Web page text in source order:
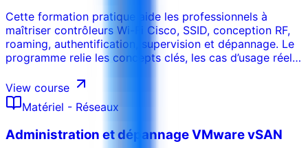
Cette formation pratique aide les professionnels à
maîtriser contrôleurs Wi-Fi Cisco, SSID, conception RF,
roaming, authentification, supervision et dépannage. Le
programme relie les concepts clés, les cas d’usage réels,
que les participants puissent appliquer les acquis dans
leur environnement de travail. La formation peut être
adaptée au secteur, aux systèmes internes, au niveau
des participants et aux objectifs de performance de
l’organisation.
View course
Matériel - Réseaux
Administration et dépannage VMware vSAN